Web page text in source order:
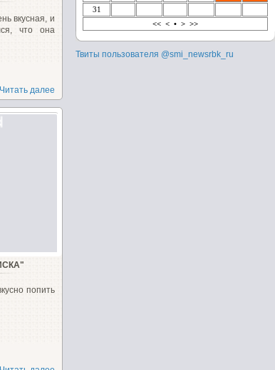
вкусная, и
что она
Читать далее
попить
31
<< < • > >>
Твиты пользователя @smi_newsrbk_ru